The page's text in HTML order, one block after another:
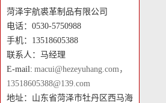
菏泽宇航裘革制品有限公司
电话：0530-5750988
手机：13518605388
联系人：马经理
E-mail: macui@hezeyuhang.com，
13518605388@139.com
地址：山东省菏泽市牡丹区西马海